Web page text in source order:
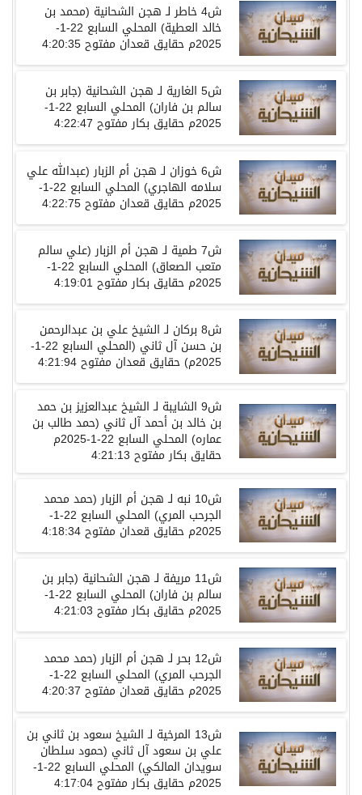
ش4خاطر لـ هجن الشحانية (محمد بن
خالد العطية) المحلي السابع 22-1-
2025م حقايق قعدان مفتوح4:20:35
ش5 الغارية لـ هجن الشحانية (جابر بن
سالم بن فاران) المحلي السابع 22-1-
2025م حقايق بكار مفتوح 4:22:47
ش6خوزان لـ هجن أم الزبار(عبدالله علي
سلامه الهاجري) المحلي السابع 22-1-
2025م حقايق قعدان مفتوح4:22:75
ش7 طمية لـ هجن أم الزبار(علي سالم
متعب الصعاق) المحلي السابع 22-1-
2025م حقايق بكار مفتوح4:19:01
ش8 بركان لـ الشيخ علي بن عبدالرحمن
بن حسن آل ثاني (المحلي السابع 22-1-
2025م)حقايق قعدان مفتوح4:21:94
ش9 الشايبة لـ الشيخ عبدالعزيز بن حمد
بن خالد بن أحمد آل ثاني (حمد طالب بن
عماره) المحلي السابع 22-1-2025 م
حقايق بكار مفتوح 4:21:13
ش10 نبه لـ هجن أم الزبار(حمد محمد
الجرحب المري) المحلي السابع 22-1-
2025م حقايق قعدان مفتوح4:18:34
ش11 مريفة لـ هجن الشحانية (جابر بن
سالم بن فاران) المحلي السابع 22-1-
2025م حقايق بكار مفتوح 4:21:03
ش12 بحر لـ هجن أم الزبار(حمد محمد
الجرحب المري) المحلي السابع 22-1-
2025م حقايق قعدان مفتوح 4:20:37
ش13 المرخية لـ الشيخ سعود بن ثاني بن
علي بن سعود آل ثاني (حمود سلطان
سويدان المالكي) المحلي السابع 22-1-
2025م حقايق بكار مفتوح4:17:04